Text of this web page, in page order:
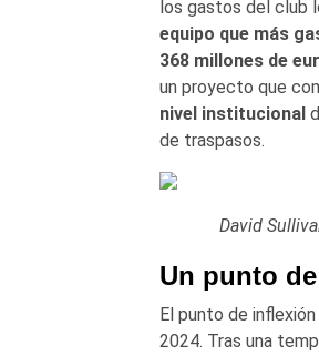
los gastos del club
equipo que más
368 millones de
un proyecto que
nivel institucional
de traspasos.
David
Un punto
El punto de
2024. Tras una